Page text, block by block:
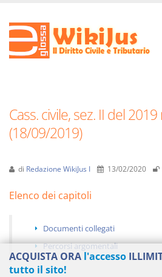
Cass. civile, sez. II del
(18/09/2019)
di Redazione WikiJus I 13/02/2020
Elenco dei capitoli
Documenti collegati
Percorsi argomentali
ACQUISTA ORA l'accesso
tutto il sito!